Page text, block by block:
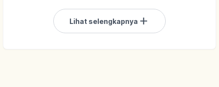
Lihat selengkapnya add